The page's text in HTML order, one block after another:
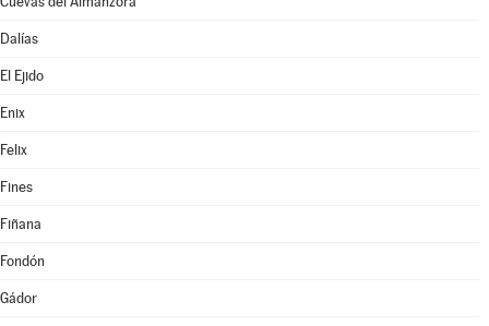
Dalías
El Ejido
Enix
Felix
Fines
Fiñana
Fondón
Gádor